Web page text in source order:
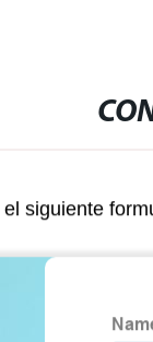
siguiente